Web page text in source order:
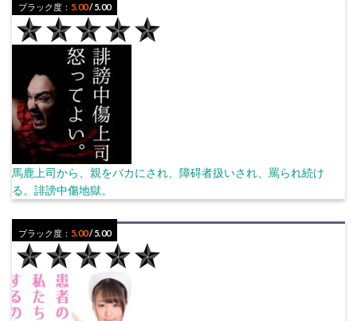
ブラック度： 5.00/ 5.00
馬鹿上司から、親をバカにされ、障碍者扱いされ、罵られ続け
る。誹謗中傷地獄。
ブラック度： 5.00/ 5.00